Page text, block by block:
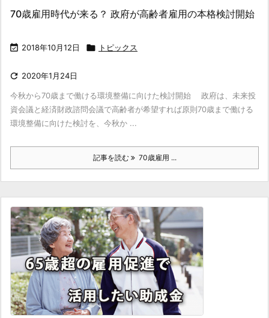
70歳雇用時代が来る？ 政府が高齢者雇用の本格検討開始
 2018年10月12日  トピックス
 2020年1月24日
今秋から70歳まで働ける環境整備に向けた検討開始 政府は、未来投
資会議と経済財政諮問会議で高齢者が希望すれば原則70歳まで働ける
環境整備に向けた検討を、今秋か ...
記事を読む 70歳雇用 ...